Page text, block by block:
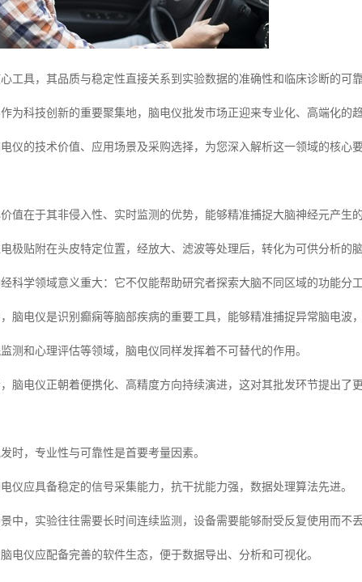
工具，其品质与稳定性直接关系到实验数据的准确性和临床诊断的可靠
为科技创新的重要聚集地，脑电仪批发市场正迎来专业化、高端化的趋
仪的技术价值、应用场景及采购选择，为您深入解析这一领域的核心要
值在于其非侵入性、实时监测的优势，能够精准捕捉大脑神经元产生的
极贴附在头皮特定位置，经放大、滤波等处理后，转化为可供分析的脑
科学领域意义重大：它不仅能帮助研究者探索大脑不同区域的功能分
脑电仪是识别癫痫等脑部疾病的重要工具，能够精准捕捉异常脑电波
测和心理评估等领域，脑电仪同样发挥着不可替代的作用。
脑电仪正朝着便携化、高精度方向持续演进，这对其批发环节提出了更
时，专业性与可靠性是首要考量因素。
仪应具备稳定的信号采集能力，抗干扰能力强，数据处理算法先进。
中，实验往往需要长时间连续监测，设备需要能够耐受反复使用而不丢
电仪应配备完善的软件生态，便于数据导出、分析和可视化。